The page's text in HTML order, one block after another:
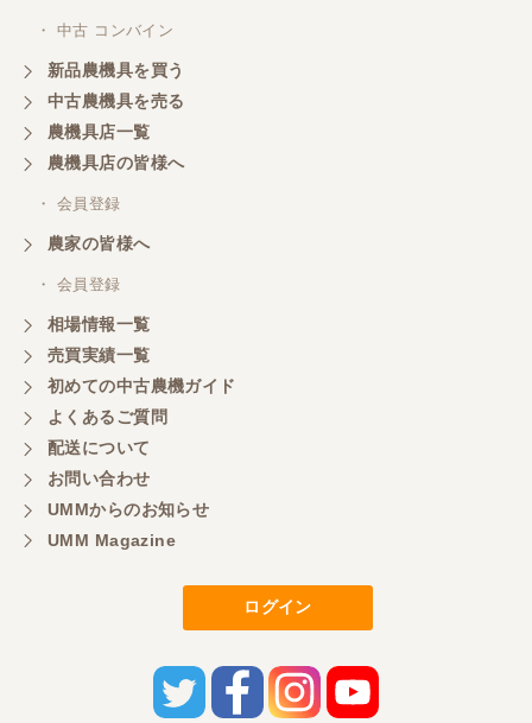
・ 中古 コンバイン
新品農機具を買う
中古農機具を売る
農機具店一覧
農機具店の皆様へ
・ 会員登録
農家の皆様へ
・ 会員登録
相場情報一覧
売買実績一覧
初めての中古農機ガイド
よくあるご質問
配送について
お問い合わせ
UMMからのお知らせ
UMM Magazine
ログイン